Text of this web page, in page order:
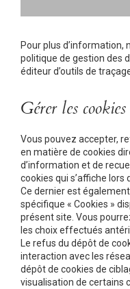
Pour plus d’information,
politique de gestion des
éditeur d’outils de
Gérer les cookies
Vous pouvez accepter,
en matière de cookies
d’information et de
cookies qui s’affiche
Ce dernier est
spécifique « Cookies »
présent site. Vous
les choix effectués
Le refus du dépôt de
interaction avec les
dépôt de cookies de
visualisation de certains